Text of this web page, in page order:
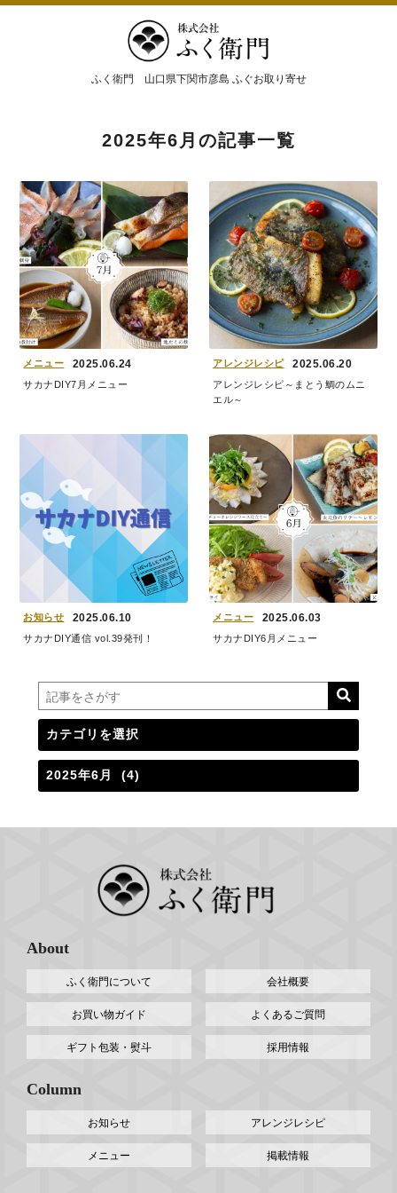
ふく衛門 山口県下関市彦島 ふぐお取り寄せ
2025年6月 の記事一覧
メニュー 2025.06.24
サカナDIY7月メニュー
アレンジレシピ 2025.06.20
アレンジレシピ～まとう鯛のムニ
エル～
お知らせ 2025.06.10
サカナDIY通信 vol.39発刊！
メニュー 2025.06.03
サカナDIY6月メニュー
About
ふく衛門について 会社概要
お買い物ガイド よくあるご質問
ギフト包装・熨斗 採用情報
Column
お知らせ アレンジレシピ
メニュー 掲載情報